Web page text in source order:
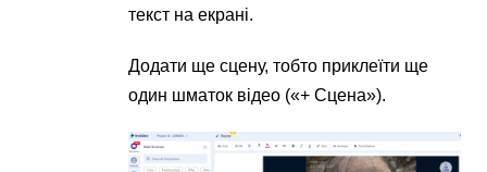
текст на екрані.
Додати ще сцену, тобто приклеїти ще
один шматок відео («+ Сцена»).